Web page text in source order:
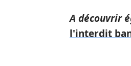
A découvrir
l'interdit